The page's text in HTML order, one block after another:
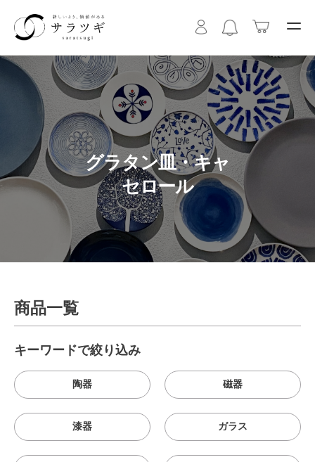
グラタン皿・キャ
セロール
商品一覧
キーワードで絞り込み
陶器 磁器
漆器 ガラス